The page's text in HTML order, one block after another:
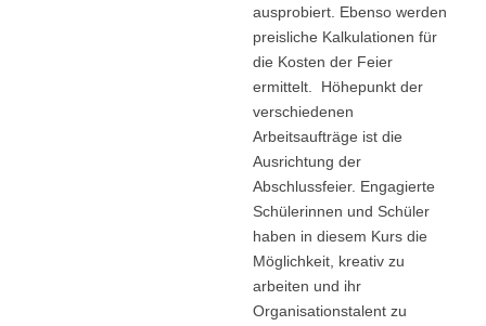
ausprobiert. Ebenso werden
preisliche Kalkulationen für
die Kosten der Feier
ermittelt. Höhepunkt der
verschiedenen
Arbeitsaufträge ist die
Ausrichtung der
Abschlussfeier. Engagierte
Schülerinnen und Schüler
haben in diesem Kurs die
Möglichkeit, kreativ zu
arbeiten und ihr
Organisationstalent zu